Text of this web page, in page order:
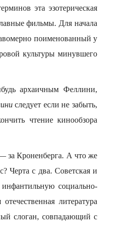
эта эзотерическая
фильмы. Для начала
поименованный у
культуры минувшего
архаичным Феллини,
следует если не забыть,
чтение кинообзора
за Кроненберга. А что же
Черта с два. Советская и
социально-
литература
слоган, совпадающий с